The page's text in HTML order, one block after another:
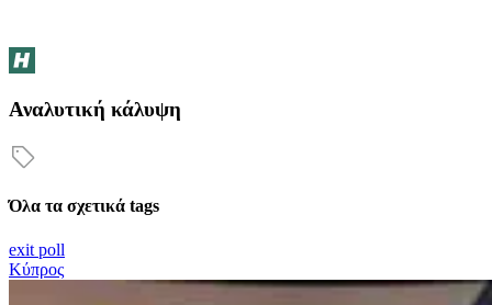
Αναλυτική κάλυψη
Όλα τα σχετικά tags
exit poll
Κύπρος